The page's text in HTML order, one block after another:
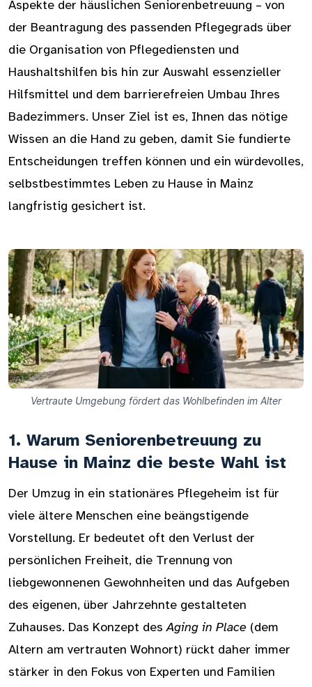
Aspekte der häuslichen Seniorenbetreuung – von
der Beantragung des passenden Pflegegrads über
die Organisation von Pflegediensten und
Haushaltshilfen bis hin zur Auswahl essenzieller
Hilfsmittel und dem barrierefreien Umbau Ihres
Badezimmers. Unser Ziel ist es, Ihnen das nötige
Wissen an die Hand zu geben, damit Sie fundierte
Entscheidungen treffen können und ein würdevolles,
selbstbestimmtes Leben zu Hause in Mainz
langfristig gesichert ist.
Vertraute Umgebung fördert das Wohlbefinden im Alter
1. Warum Seniorenbetreuung zu
Hause in Mainz die beste Wahl ist
Der Umzug in ein stationäres Pflegeheim ist für
viele ältere Menschen eine beängstigende
Vorstellung. Er bedeutet oft den Verlust der
persönlichen Freiheit, die Trennung von
liebgewonnenen Gewohnheiten und das Aufgeben
des eigenen, über Jahrzehnte gestalteten
Zuhauses. Das Konzept desAging in Place (dem
Altern am vertrauten Wohnort) rückt daher immer
stärker in den Fokus von Experten und Familien